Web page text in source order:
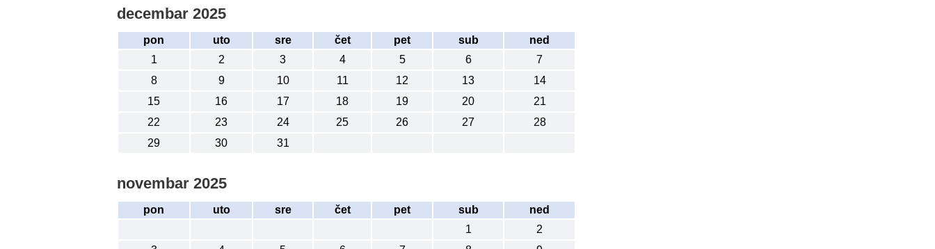
decembar 2025
pon uto sre čet pet sub
ned
1
2 3 4 5 6
7
8
9 10 11 12 13
14
15
16 17 18 19 20
21
22
23 24 25 26 27
28
29
30 31
novembar 2025
pon uto sre čet pet sub
ned
1
2